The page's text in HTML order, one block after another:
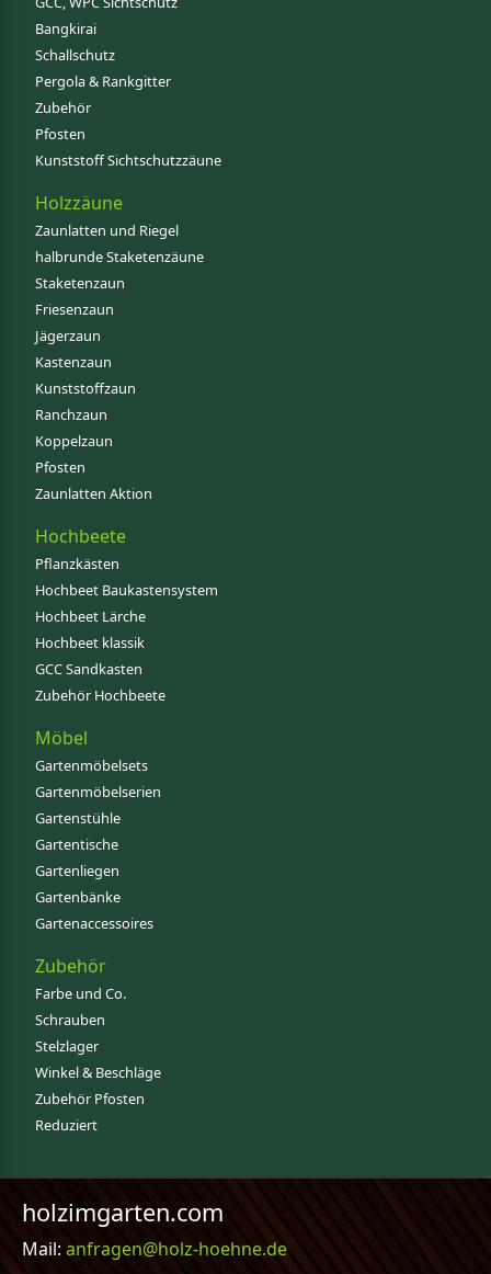
Bangkirai
Schallschutz
Pergola & Rankgitter
Zubehör
Pfosten
Kunststoff Sichtschutzzäune
Holzzäune
Zaunlatten und Riegel
halbrunde Staketenzäune
Staketenzaun
Friesenzaun
Jägerzaun
Kastenzaun
Kunststoffzaun
Ranchzaun
Koppelzaun
Pfosten
Zaunlatten Aktion
Hochbeete
Pflanzkästen
Hochbeet Baukastensystem
Hochbeet Lärche
Hochbeet klassik
GCC Sandkasten
Zubehör Hochbeete
Möbel
Gartenmöbelsets
Gartenmöbelserien
Gartenstühle
Gartentische
Gartenliegen
Gartenbänke
Gartenaccessoires
Zubehör
Farbe und Co.
Schrauben
Stelzlager
Winkel & Beschläge
Zubehör Pfosten
Reduziert
holzimgarten.com
Mail:anfragen@holz-hoehne.de